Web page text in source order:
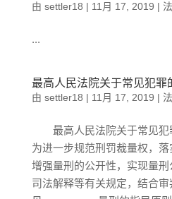
由 settler18 | 11月 17, 2019 |
...
最高人民法院关于常见犯罪
由 settler18 | 11月 17, 2019 |
最高人民法院关于常见
为进一步规范刑罚裁量权，落
增强量刑的公开性，实现量
司法解释等有关规定，结合